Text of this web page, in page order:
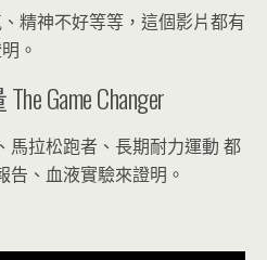
精神不好等等，這個影片都有
。
Game Changer
馬拉松跑者、長期耐力運動 都
告、血液實驗來證明。